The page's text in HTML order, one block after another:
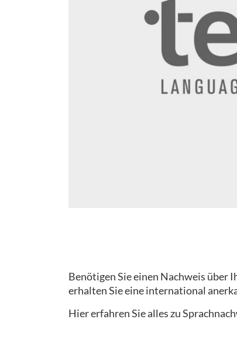
Benötigen Sie einen Nachweis über
erhalten Sie eine international
Hier erfahren Sie alles zu